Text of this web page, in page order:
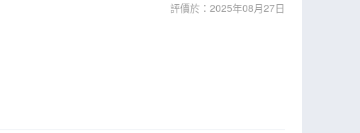
評價於：2025年08月27日